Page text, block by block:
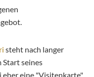
steht nach langer
seines
eine "Visitenkarte"